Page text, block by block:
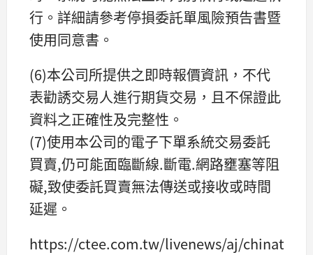
行。詳細請參考停損委託單風險預告書暨
使用同意書。
(6)本公司所提供之即時報價資訊，不代
表勸誘交易人進行期貨交易，且不保證此
資料之正確性及完整性。
(7)使用本公司的電子下單系統交易委託
買賣,仍可能面臨斷線.斷電.網路壅塞等阻
礙,致使委託買賣無法傳送或接收或時間
延遲。
https://ctee.com.tw/livenews/aj/